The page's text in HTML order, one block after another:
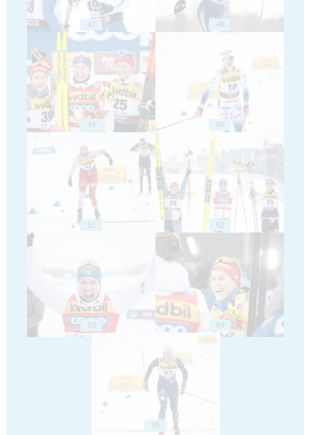
47 48
49 50
51 52
53 54
55